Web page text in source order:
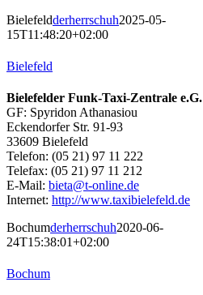
Bielefeldderherrschuh2025-05-
15T11:48:20+02:00
Bielefeld
Bielefelder Funk-Taxi-Zentrale e.G.
GF: Spyridon Athanasiou
Eckendorfer Str. 91-93
33609 Bielefeld
Telefon: (05 21) 97 11 222
Telefax: (05 21) 97 11 212
E-Mail: bieta@t-online.de
Internet: http://www.taxibielefeld.de
Bochumderherrschuh2020-06-
24T15:38:01+02:00
Bochum